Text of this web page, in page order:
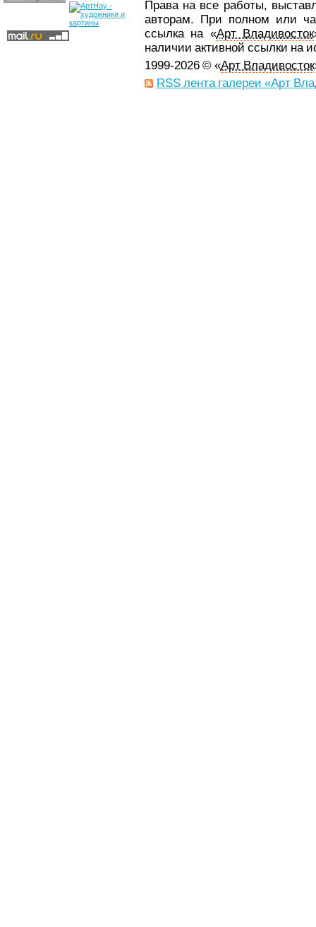
Права на все работы,
авторам. При полном или
ссылка на «Арт Владивосток
наличии активной ссылки на
1999-2026 © «Арт Владивосток
RSS лента галереи «Арт